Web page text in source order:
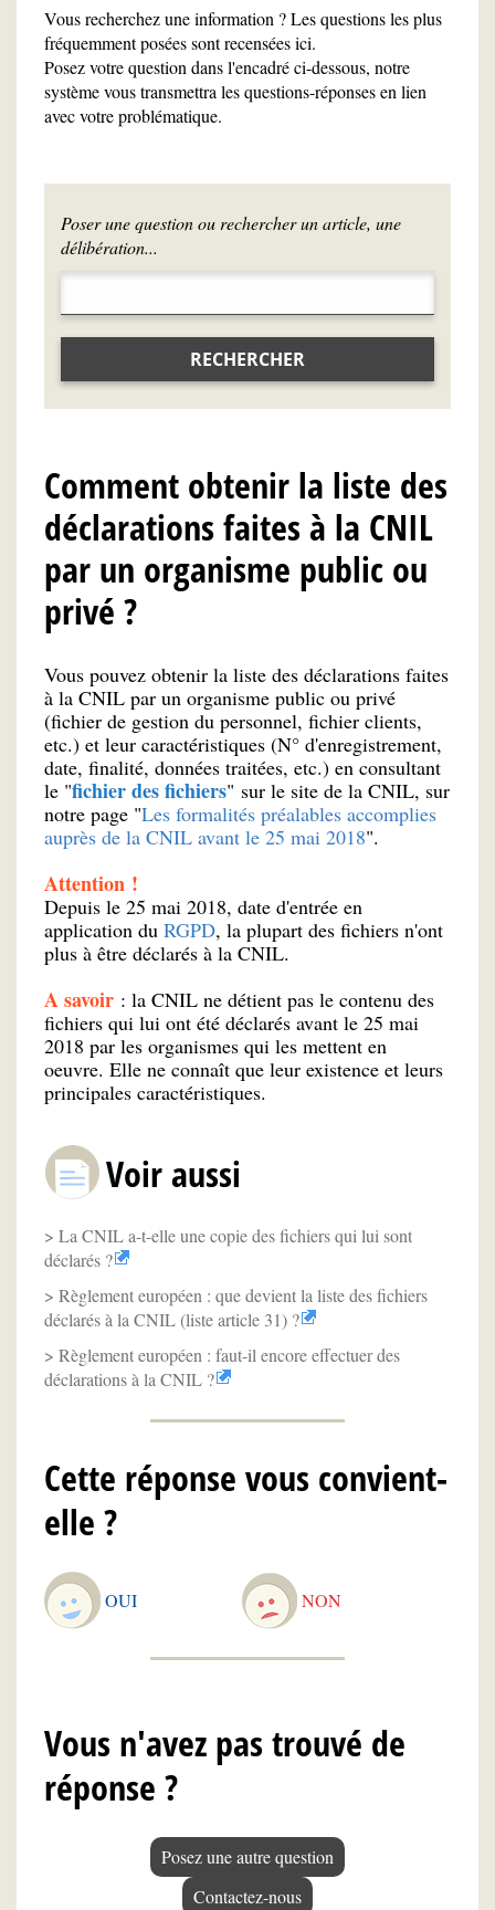
Vous recherchez une information ? Les questions les plus
fréquemment posées sont recensées ici.
Posez votre question dans l'encadré ci-dessous, notre
système vous transmettra les questions-réponses en lien
avec votre problématique.
Poser une question ou rechercher un article, une
délibération...
RECHERCHER
Comment obtenir la liste des
déclarations faites à la CNIL
par un organisme public ou
privé ?
Vous pouvez obtenir la liste des déclarations faites
à la CNIL par un organisme public ou privé
(fichier de gestion du personnel, fichier clients,
etc.) et leur caractéristiques (N° d'enregistrement,
date, finalité, données traitées, etc.) en consultant
le "fichier des fichiers" sur le site de la CNIL, sur
notre page "Les formalités préalables accomplies
auprès de la CNIL avant le 25 mai 2018".
Attention !
Depuis le 25 mai 2018, date d'entrée en
application du RGPD, la plupart des fichiers n'ont
plus à être déclarés à la CNIL.
A savoir : la CNIL ne détient pas le contenu des
fichiers qui lui ont été déclarés avant le 25 mai
2018 par les organismes qui les mettent en
oeuvre. Elle ne connaît que leur existence et leurs
principales caractéristiques.
Voir aussi
La CNIL a-t-elle une copie des fichiers qui lui sont
déclarés ?
Règlement européen : que devient la liste des fichiers
déclarés à la CNIL (liste article 31) ?
Règlement européen : faut-il encore effectuer des
déclarations à la CNIL ?
Cette réponse vous convient-
elle ?
OUI NON
Vous n'avez pas trouvé de
réponse ?
Posez une autre question
Contactez-nous